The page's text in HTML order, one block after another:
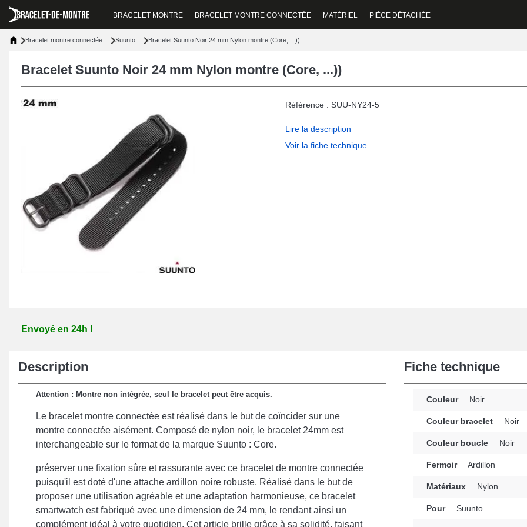
BRACELET MONTRE BRACELET MONTRE CONNECTÉE MATÉRIEL PIÈCE DÉTACHÉE
Bracelet montre connectée Suunto Bracelet Suunto Noir 24 mm Nylon montre (Core, ...))
Bracelet Suunto Noir 24 mm Nylon montre (Core, ...))
Référence : SUU-NY24-5
Lire la description
Voir la fiche technique
Envoyé en 24h !
Description
Attention : Montre non intégrée, seul le bracelet peut être acquis.
Le bracelet montre connectée est réalisé dans le but de coïncider sur une
montre connectée aisément. Composé de nylon noir, le bracelet 24mm est
interchangeable sur le format de la marque Suunto : Core.
préserver une fixation sûre et rassurante avec ce bracelet de montre connectée
puisqu'il est doté d'une attache ardillon noire robuste. Réalisé dans le but de
proposer une utilisation agréable et une adaptation harmonieuse, ce bracelet
smartwatch est fabriqué avec une dimension de 24 mm, le rendant ainsi un
complément idéal à votre quotidien. Cet article brille grâce à sa solidité, faisant
Fiche technique
Couleur Noir
Couleur bracelet Noir
Couleur boucle Noir
Fermoir Ardillon
Matériaux Nylon
Pour Suunto